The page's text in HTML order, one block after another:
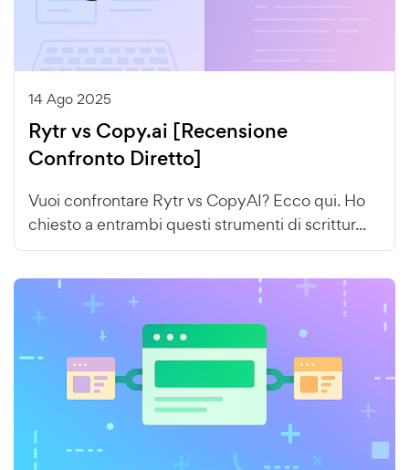
14 Ago 2025
Rytr vs Copy.ai [Recensione
Confronto Diretto]
Vuoi confrontare Rytr vs CopyAI? Ecco qui. Ho
chiesto a entrambi questi strumenti di scrittur...